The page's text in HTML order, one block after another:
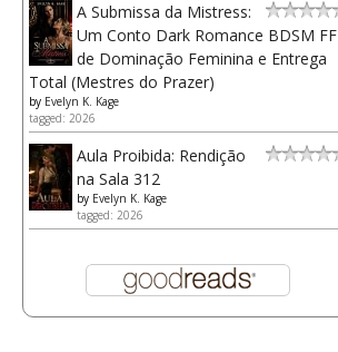
A Submissa da Mistress:
Um Conto Dark Romance BDSM FF
de Dominação Feminina e Entrega
Total (Mestres do Prazer)
by Evelyn K. Kage
tagged: 2026
Aula Proibida: Rendição
na Sala 312
by Evelyn K. Kage
tagged: 2026